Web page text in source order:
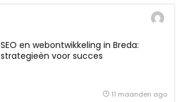
SEO en webontwikkeling in Breda:
strategieën voor succes
11 maanden ago